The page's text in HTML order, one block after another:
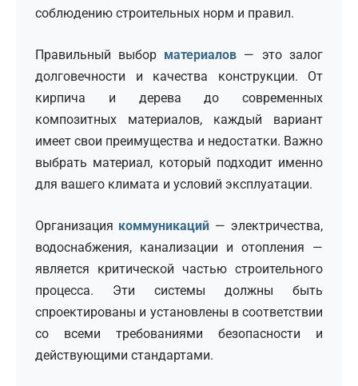
соблюдению строительных норм и правил.
Правильный выбор материалов — это залог
долговечности и качества конструкции. От
кирпича и дерева до современных
композитных материалов, каждый вариант
имеет свои преимущества и недостатки. Важно
выбрать материал, который подходит именно
для вашего климата и условий эксплуатации.
Организация коммуникаций — электричества,
водоснабжения, канализации и отопления —
является критической частью строительного
процесса. Эти системы должны быть
спроектированы и установлены в соответствии
со всеми требованиями безопасности и
действующими стандартами.